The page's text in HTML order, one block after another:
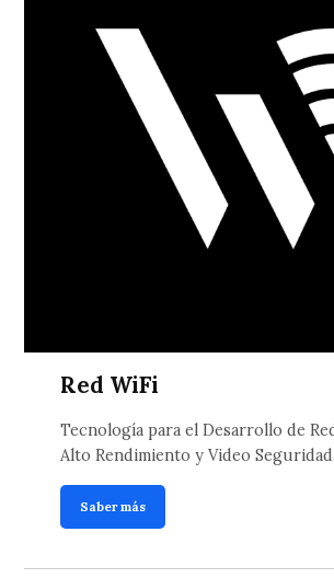
Red WiFi
Tecnología para el Desarrollo de
Alto Rendimiento y Video Seguridad.
Saber más